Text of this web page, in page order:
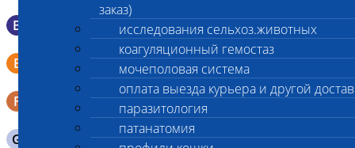
заказ)
исследования сельхоз.животных
коагуляционный гемостаз
мочеполовая система
оплата выезда курьера и другой
паразитология
патанатомия
B Мазок в пробирку со средой Эймса (Стюарта)
E
Смывы со слизистых в пробирку Эппендорфа (с
физраствором 0.5 мл)
F Кал в контейнере с ложечкой
G Содержимое желудка 10-30 мл